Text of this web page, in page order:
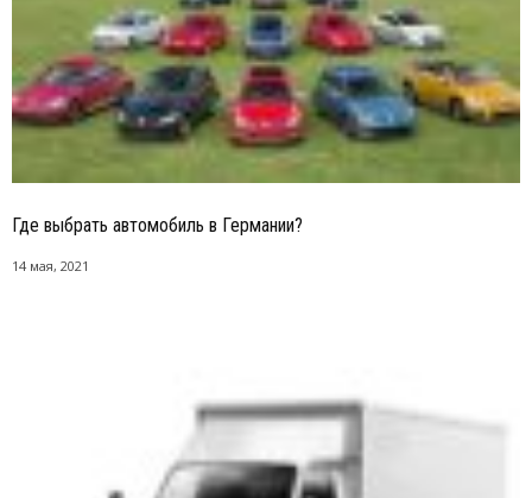
Где выбрать автомобиль в Германии?
14 мая, 2021